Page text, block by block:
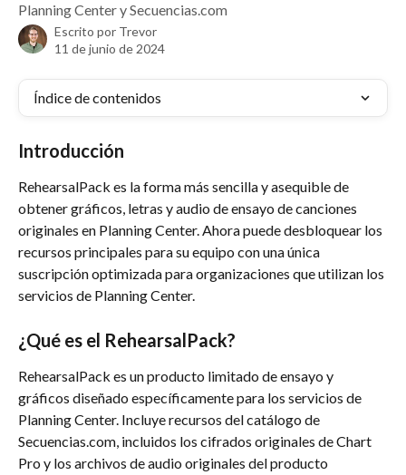
Planning Center y Secuencias.com
Escrito por Trevor
11 de junio de 2024
Índice de contenidos
Introducción
RehearsalPack es la forma más sencilla y asequible de
obtener gráficos, letras y audio de ensayo de canciones
originales en Planning Center. Ahora puede desbloquear los
recursos principales para su equipo con una única
suscripción optimizada para organizaciones que utilizan los
servicios de Planning Center.
¿Qué es el RehearsalPack?
RehearsalPack es un producto limitado de ensayo y
gráficos diseñado específicamente para los servicios de
Planning Center. Incluye recursos del catálogo de
Secuencias.com, incluidos los cifrados originales de Chart
Pro y los archivos de audio originales del producto